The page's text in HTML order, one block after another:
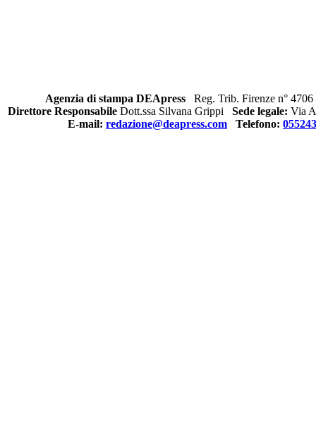
Agenzia di stampa DEApress Reg. Trib. Firenze n° 4706
Direttore Responsabile Dott.ssa Silvana Grippi Sede legale: Via
E-mail: redazione@deapress.com Telefono: